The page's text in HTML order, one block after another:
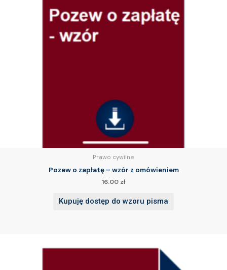
Prawo cywilne
Pozew o zapłatę – wzór z omówieniem
16.00 zł
Kupuję dostęp do wzoru pisma